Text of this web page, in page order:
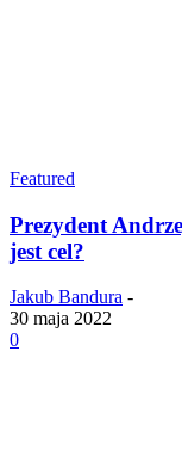
Featured
Prezydent
jest cel?
Jakub Bandura -
30 maja 2022
0